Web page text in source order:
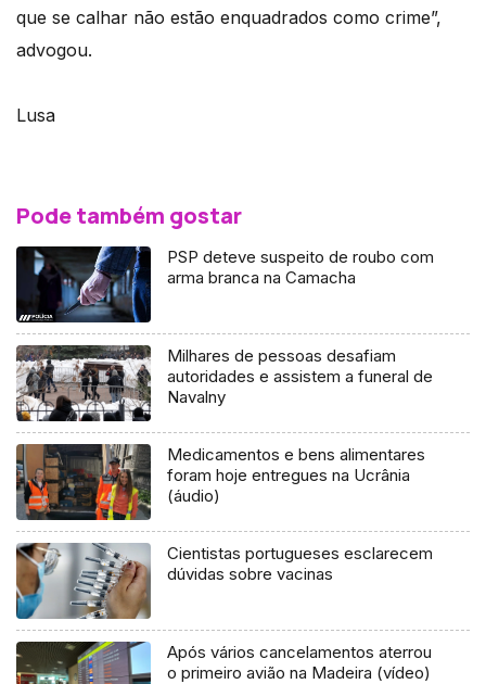
que se calhar não estão enquadrados como crime”,
advogou.
Lusa
Pode também gostar
PSP deteve suspeito de roubo com
arma branca na Camacha
Milhares de pessoas desafiam
autoridades e assistem a funeral de
Navalny
Medicamentos e bens alimentares
foram hoje entregues na Ucrânia
(áudio)
Cientistas portugueses esclarecem
dúvidas sobre vacinas
Após vários cancelamentos aterrou
o primeiro avião na Madeira (vídeo)